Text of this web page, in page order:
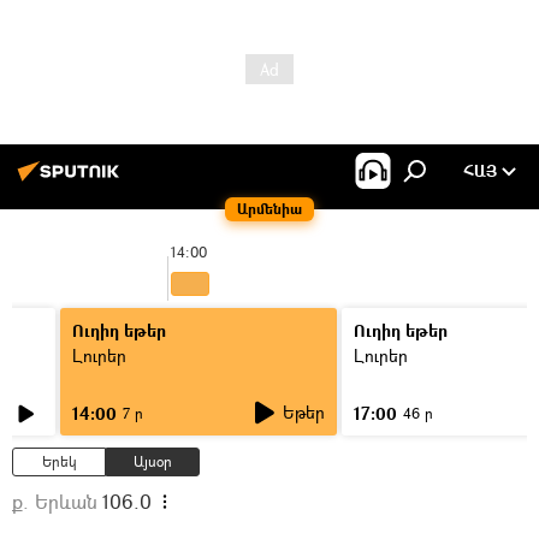
Արմենիա
ՀԱՅ
14:00
Ուղիղ եթեր
Լուրեր
14:00 7 ր Եթեր
Ուղիղ եթեր
Լուրեր
17:00 46 ր
Երեկ Այսօր
ք. Երևան 106.0